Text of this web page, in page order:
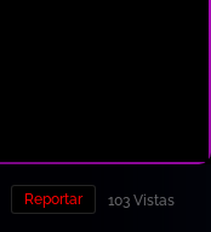
103 Vistas
Reportar